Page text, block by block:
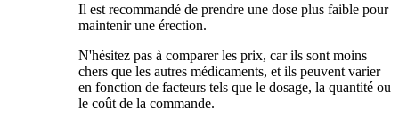
Il est recommandé de prendre une dose plus faible pour
maintenir une érection.
N'hésitez pas à comparer les prix, car ils sont moins
chers que les autres médicaments, et ils peuvent varier
en fonction de facteurs tels que le dosage, la quantité ou
le coût de la commande.